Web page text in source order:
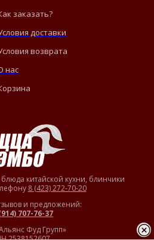
китайской кухни, блинчики
8 (423) 272-70-20
и предложений:
707-76-37
Фуд Групп»
заказать?
доставки
возврата
нас